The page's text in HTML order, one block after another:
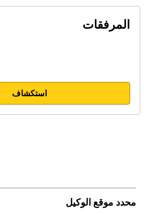
المرفقات
استكشاف
محدد موقع الوكيل